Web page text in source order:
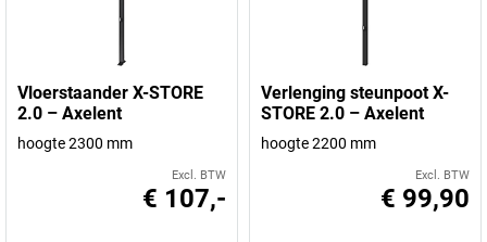
Vloerstaander X-STORE
2.0 – Axelent
hoogte 2300 mm
Excl. BTW
€ 107,-
Verlenging steunpoot X-
STORE 2.0 – Axelent
hoogte 2200 mm
Excl. BTW
€ 99,90